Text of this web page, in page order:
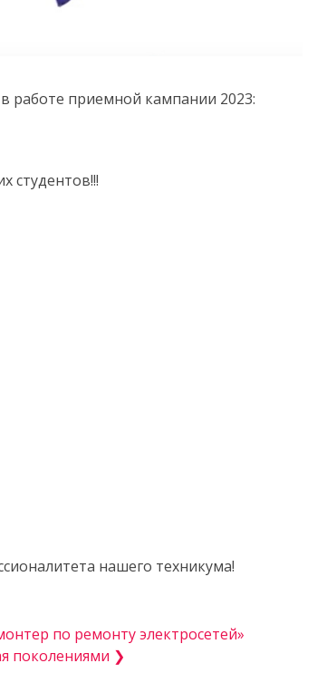
работе приемной кампании 2023:
студентов!!!
нашего техникума!
по ремонту электросетей»
поколениями ❯